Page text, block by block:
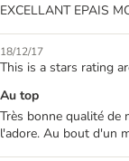
EXCELLANT EPAIS
18/12/17
This is a stars rating
Au top
Très bonne qualité de
l'adore. Au bout d'un